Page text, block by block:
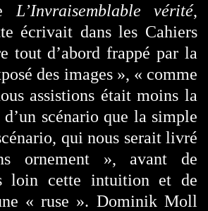
L’Invraisemblable vérité,
écrivait dans les Cahiers
tout d’abord frappé par la
des images », « comme
assistions était moins la
d’un scénario que la simple
qui nous serait livré
ornement », avant de
loin cette intuition et de
« ruse ». Dominik Moll